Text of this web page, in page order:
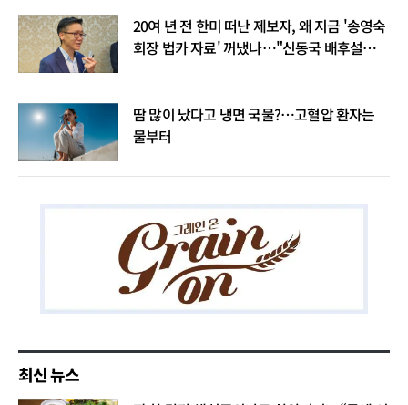
20여 년 전 한미 떠난 제보자, 왜 지금 '송영숙
회장 법카 자료' 꺼냈나…"신동국 배후설은
땀 많이 났다고 냉면 국물?…고혈압 환자는
물부터
최신 뉴스